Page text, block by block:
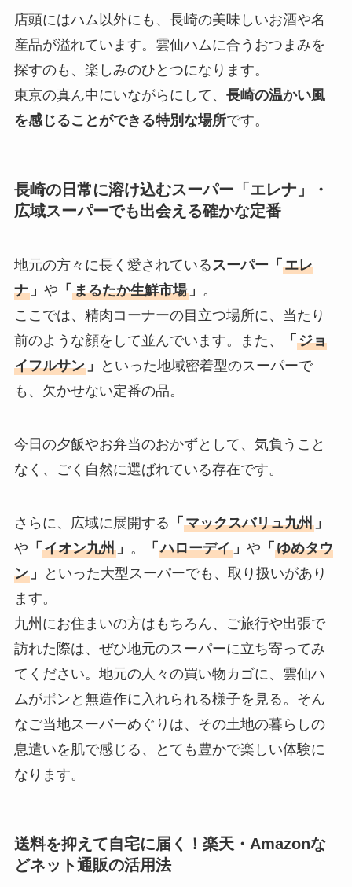
店頭にはハム以外にも、長崎の美味しいお酒や名
産品が溢れています。雲仙ハムに合うおつまみを
探すのも、楽しみのひとつになります。
東京の真ん中にいながらにして、 長崎の温かい風
を感じることができる特別な場所です。
長崎の日常に溶け込むスーパー「エレナ」・
広域スーパーでも出会える確かな定番
地元の方々に長く愛されているスーパー「 エレ
ナ」 や 「 まるたか生鮮市場」 。
ここでは、精肉コーナーの目立つ場所に、当たり
前のような顔をして並んでいます。また、
「 ジョ
イフルサン」
といった地域密着型のスーパーで
も、欠かせない定番の品。
今日の夕飯やお弁当のおかずとして、気負うこと
なく、ごく自然に選ばれている存在です。
さらに、広域に展開する 「 マックスバリュ九州」
や 「 イオン九州」 。 「 ハローデイ」 や 「 ゆめタウ
ン」
といった大型スーパーでも、取り扱いがあり
ます。
九州にお住まいの方はもちろん、ご旅行や出張で
訪れた際は、ぜひ地元のスーパーに立ち寄ってみ
てください。地元の人々の買い物カゴに、雲仙ハ
ムがポンと無造作に入れられる様子を見る。そん
なご当地スーパーめぐりは、その土地の暮らしの
息遣いを肌で感じる、とても豊かで楽しい体験に
なります。
送料を抑えて自宅に届く！楽天・Amazonな
どネット通販の活用法